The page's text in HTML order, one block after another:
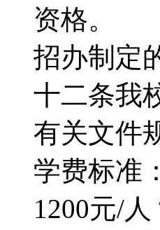
资格。
招办制
十二条我
有关文件
学费标准
1200元/